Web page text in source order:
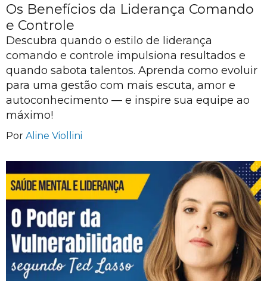
Os Benefícios da Liderança Comando
e Controle
Descubra quando o estilo de liderança
comando e controle impulsiona resultados e
quando sabota talentos. Aprenda como evoluir
para uma gestão com mais escuta, amor e
autoconhecimento — e inspire sua equipe ao
máximo!
Por Aline Viollini